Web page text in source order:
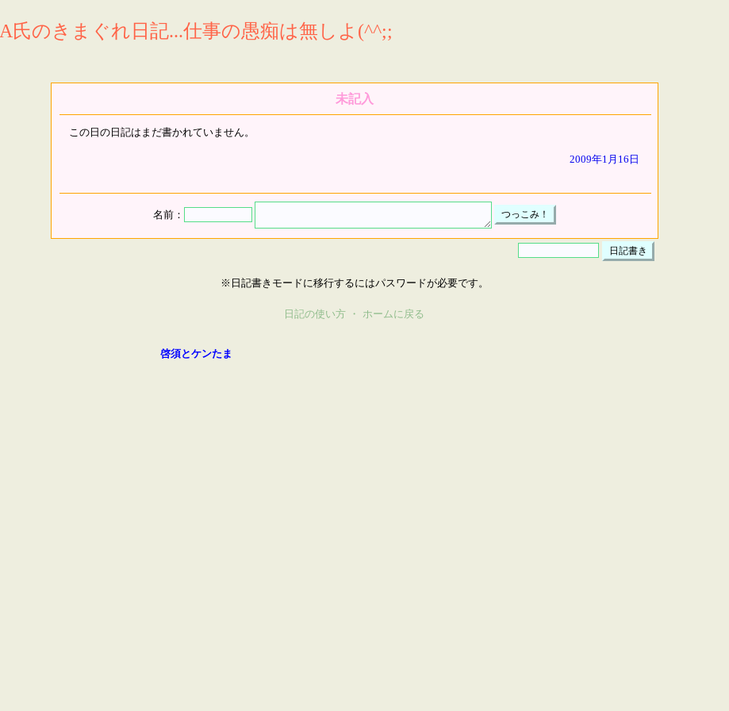
A氏のきまぐれ日記...仕事の愚痴は無しよ(^^;;
未記入
この日の日記はまだ書かれていません。
2009年1月16日
名前：
※日記書きモードに移行するにはパスワードが必要です。
日記の使い方 ・ ホームに戻る
啓須とケンたま